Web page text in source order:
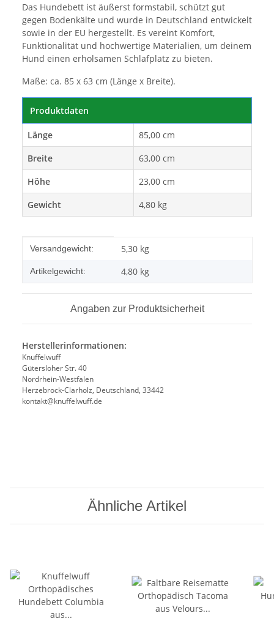
Das Hundebett ist äußerst formstabil, schützt gut
gegen Bodenkälte und wurde in Deutschland entwickelt
sowie in der EU hergestellt. Es vereint Komfort,
Funktionalität und hochwertige Materialien, um deinem
Hund einen erholsamen Schlafplatz zu bieten.
Maße: ca. 85 x 63 cm (Länge x Breite).
Produktdaten
Länge
85,00 cm
Breite
63,00 cm
Höhe
23,00 cm
Gewicht
4,80 kg
Produkteigenschaft
Wert
Versandgewicht: 5,30 kg
Artikelgewicht: 4,80 kg
Angaben zur Produktsicherheit
Herstellerinformationen:
Knuffelwuff
Gütersloher Str. 40
Nordrhein-Westfalen
Herzebrock-Clarholz, Deutschland, 33442
kontakt@knuffelwuff.de
Ähnliche Artikel